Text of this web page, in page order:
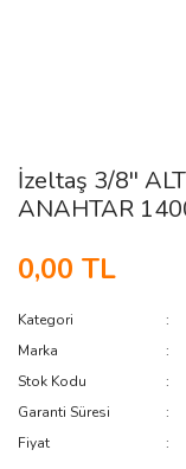
İzeltaş 3/8''
ANAHTAR
0,00 TL
Kategori
Marka
Stok Kodu
Garanti Süresi
Fiyat